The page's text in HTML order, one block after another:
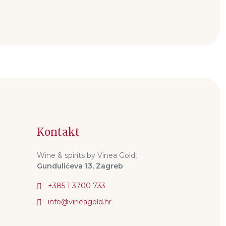
Kontakt
Wine & spirits by Vinea Gold,
Gundulićeva 13, Zagreb
+385 1 3700 733